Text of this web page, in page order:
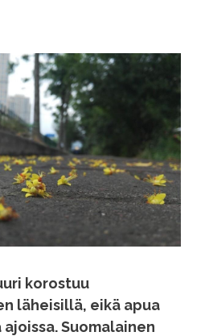
korostuu
läheisillä, eikä apua
Suomalainen